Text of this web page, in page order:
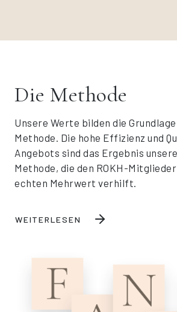
Die Methode
Unsere Werte bilden die
Methode. Die hohe Effizienz und
Angebots sind das Ergebnis
Methode, die den ROKH-
echten Mehrwert verhilft.
WEITERLESEN